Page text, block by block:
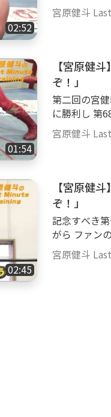
02:52
『時間が無いっ
全日本プ
宮原健斗
01:54
【宮原健
ぞ！」
第二回の宮健LMT！！！ パート１公開
に勝利し 第68代チ
る今回のト
ぁ！！ ファンの皆さんも一緒に”LastMinuteTraining”しましょう！ 『時間
宮原健斗
02:45
【宮原健
ぞ！」
記念すべき第一回の宮健
がら ファンの
無いって言い訳は許
ロレス
宮原健斗